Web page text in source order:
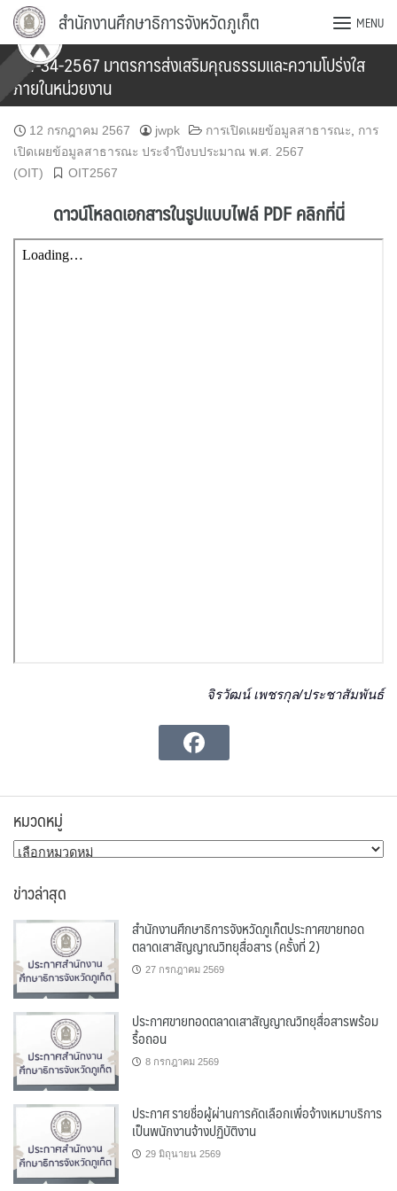
Skip
content
สำนักงานศึกษาธิการจังหวัดภูเก็ต MENU
OIT-34-2567 มาตรการส่งเสริมคุณธรรมและความโปร่งใส
ภายในหน่วยงาน
12 กรกฎาคม 2567 jwpk การเปิดเผยข้อมูลสาธารณะ
การ
เปิดเผยข้อมูลสาธารณะ ประจำปีงบประมาณ พ.ศ. 2567
(OIT)
OIT2567
ดาวน์โหลดเอกสารในรูปแบบไฟล์ PDF คลิกที่นี่
จิรวัฒน์ เพชรกุล/ประชาสัมพันธ์
หมวดหมู่
หมวด
ข่าวล่าสุด
สำนักงานศึกษาธิการจังหวัดภูเก็ตประกาศขายทอด
ตลาดเสาสัญญาณวิทยุสื่อสาร (ครั้งที่ 2)
27 กรกฎาคม 2569
ประกาศขายทอดตลาดเสาสัญญาณวิทยุสื่อสารพร้อม
รื้อถอน
8 กรกฎาคม 2569
ประกาศ รายชื่อผู้ผ่านการคัดเลือกเพื่อจ้างเหมาบริการ
เป็นพนักงานจ้างปฏิบัติงาน
29 มิถุนายน 2569